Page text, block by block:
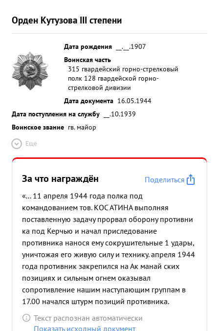
Орден Кутузова III степени
Дата рождения
__.__.1907
Воинская часть
315 гвардейский горно-стрелковый
полк 128 гвардейской горно-
стрелковой дивизии
Дата документа 16.05.1944
Дата поступления на службу
__.10.1939
Воинское звание гв. майор
Ещё
За что награждён
Поделиться
«... 11 апреля 1944 года полка под
командованием тов. КОС АТИНА выполняя
поставленную задачу прорвал оборону противни
ка под Керчью и начал приследование
противника нанося ему сокрушительные 1 удары,
уничтожая его живую силу и технику. апреля 1944
года противник закрепился на Ак манай ских
позициях и сильным огнем оказывал
сопротивление нашим наступающим группам в
17.00 начался штурм позиций противника.
Атакующие подразделения полка под
непосредственным руководством тов. КОСТИНА
Текст распознан автоматически
Показать исходный документ